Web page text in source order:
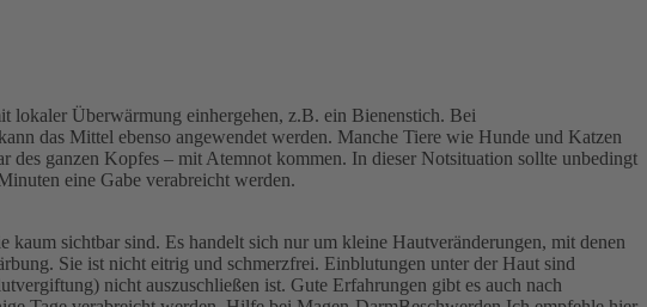
lokaler Überwärmung einhergehen, z.B. ein Bienenstich. Bei
das Mittel ebenso angewendet werden. Manche Tiere wie Hunde und Katzen
ganzen Kopfes – mit Atemnot kommen. In dieser Notsituation sollte unbedingt
eine Gabe verabreicht werden.
sichtbar sind. Es handelt sich nur um kleine Hautveränderungen, mit denen
Sie ist nicht eitrig und schmerzfrei. Einblutungen unter der Haut sind
nicht auszuschließen ist. Gute Erfahrungen gibt es auch nach